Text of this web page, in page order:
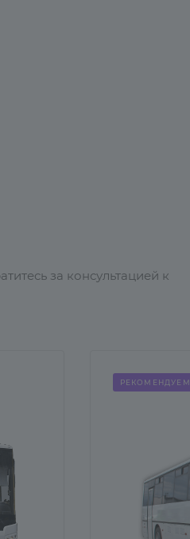
за консультацией к
РЕКОМЕНДУЕМ